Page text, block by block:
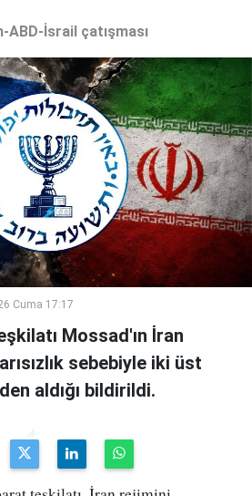
ABD-İsrail çatışması
Cuma 17:17
Mossad'ın İran
sebebiyle iki üst
aldığı bildirildi.